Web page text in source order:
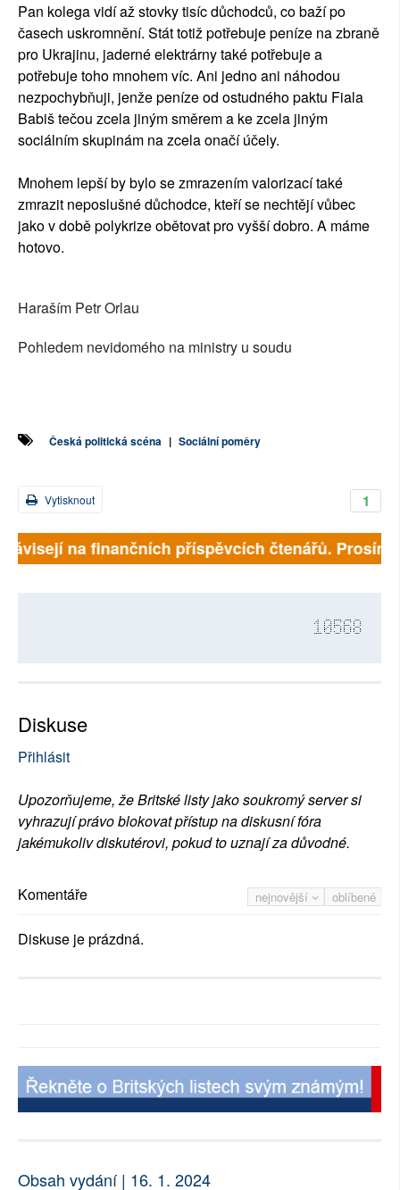
Pan kolega vidí až stovky tisíc důchodců, co baží po
časech uskromnění. Stát totiž potřebuje peníze na zbraně
pro Ukrajinu, jaderné elektrárny také potřebuje a
potřebuje toho mnohem víc. Ani jedno ani náhodou
nezpochybňuji, jenže peníze od ostudného paktu Fiala
Babiš tečou zcela jiným směrem a ke zcela jiným
sociálním skupinám na zcela onačí účely.
Mnohem lepší by bylo se zmrazením valorizací také
zmrazit neposlušné důchodce, kteří se nechtějí vůbec
jako v době polykrize obětovat pro vyšší dobro. A máme
hotovo.
Haraším Petr Orlau
Pohledem nevidomého na ministry u soudu
Česká politická scéna | Sociální poměry
1
Vytisknout
na finančních příspěvcích čtenářů. Prosíme,
10568
Diskuse
Přihlásit
Upozorňujeme, že Britské listy jako soukromý server si
vyhrazují právo blokovat přístup na diskusní fóra
jakémukoliv diskutérovi, pokud to uznají za důvodné.
nejnovější oblíbené
Komentáře
Diskuse je prázdná.
Obsah vydání | 16. 1. 2024